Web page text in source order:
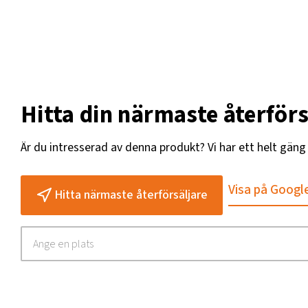
Hitta din närmaste
Är du intresserad av denna produkt? Vi har ett helt
Hitta närmaste återförsäljare Visa på